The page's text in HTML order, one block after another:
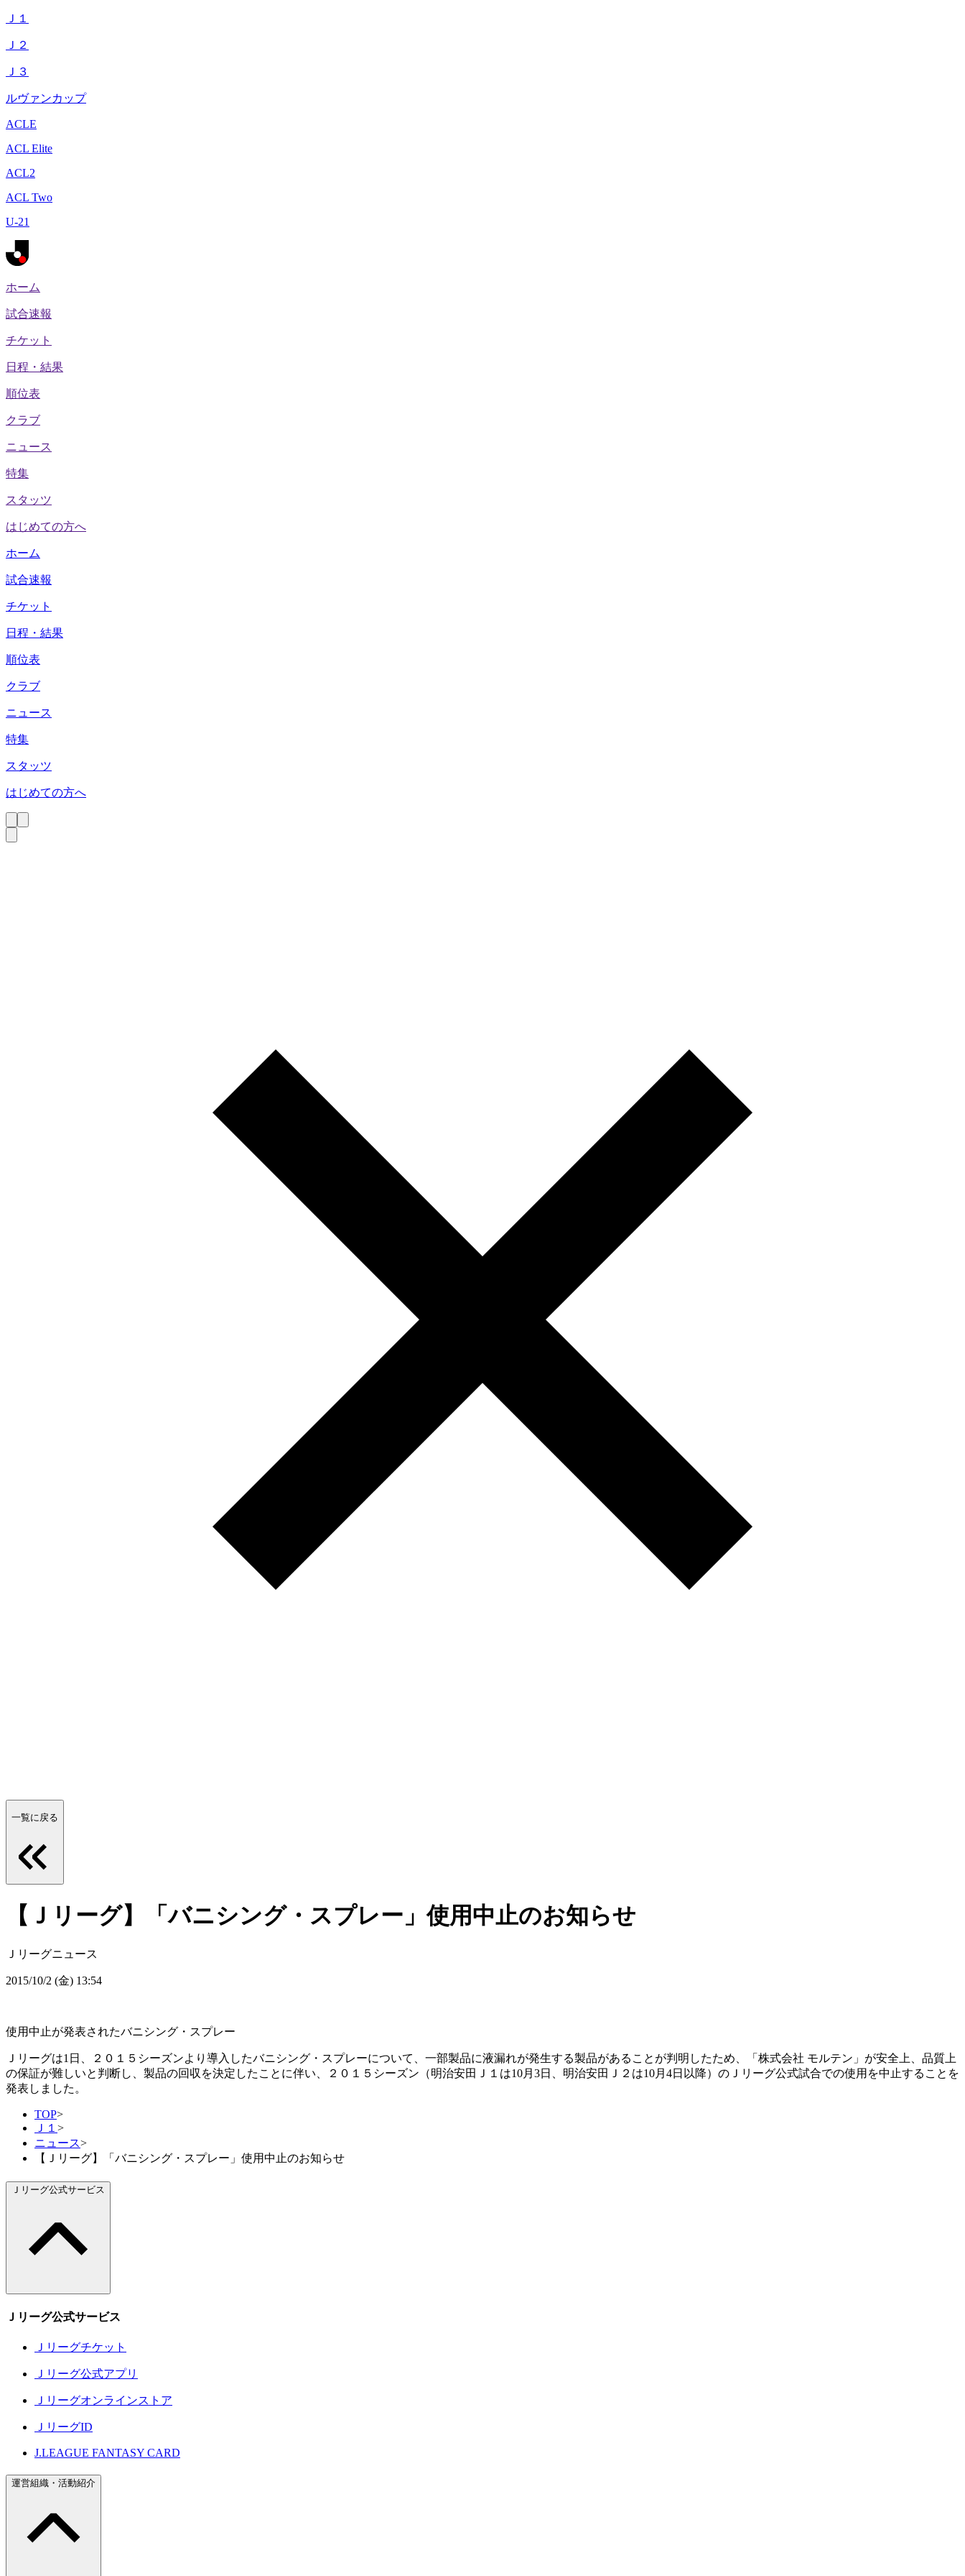
Ｊ１
Ｊ２
Ｊ３
ルヴァンカップ
ACLE
ACL Elite
ACL2
ACL Two
U-21
ホーム
試合速報
チケット
日程・結果
順位表
クラブ
ニュース
特集
スタッツ
はじめての方へ
ホーム
試合速報
チケット
日程・結果
順位表
クラブ
ニュース
特集
スタッツ
はじめての方へ
一覧に戻る
【Ｊリーグ】「バニシング・スプレー」使用中止のお知らせ
Ｊリーグニュース
2015/10/2 (金) 13:54
使用中止が発表されたバニシング・スプレー
Ｊリーグは1日、２０１５シーズンより導入したバニシング・スプレーについて、一部製品に液漏れが発生する製品があることが判明したため、「株式会社 モルテン」が安全上、品質上
の保証が難しいと判断し、製品の回収を決定したことに伴い、２０１５シーズン（明治安田Ｊ１は10月3日、明治安田Ｊ２は10月4日以降）のＪリーグ公式試合での使用を中止することを
発表しました。
TOP>
Ｊ１ >
ニュース>
【Ｊリーグ】「バニシング・スプレー」使用中止のお知らせ
Ｊリーグ公式サービス
Ｊリーグ公式サービス
Ｊリーグチケット
Ｊリーグ公式アプリ
Ｊリーグオンラインストア
ＪリーグID
J.LEAGUE FANTASY CARD
運営組織・活動紹介